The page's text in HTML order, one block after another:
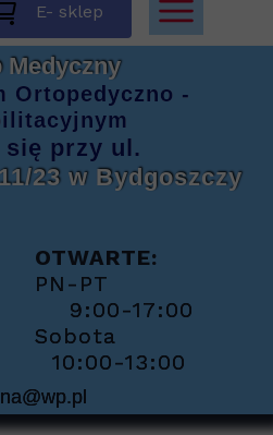
OTWARTE:
PN-PT
9:00-17:00
Sobota
10:00-13:00
Medyczny
Ortopedyczno -
przy ul.
23 w Bydgoszczy
E- sklep